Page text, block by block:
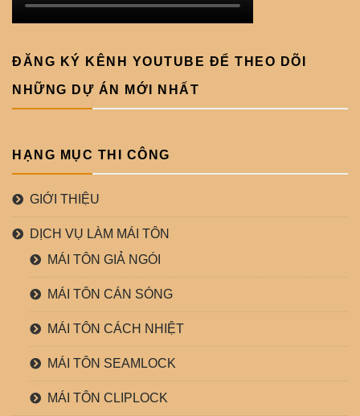
ĐĂNG KÝ KÊNH YOUTUBE ĐỂ THEO DÕI
NHỮNG DỰ ÁN MỚI NHẤT
HẠNG MỤC THI CÔNG
GIỚI THIỆU
DỊCH VỤ LÀM MÁI TÔN
MÁI TÔN GIẢ NGÓI
MÁI TÔN CÁN SÓNG
MÁI TÔN CÁCH NHIỆT
MÁI TÔN SEAMLOCK
MÁI TÔN CLIPLOCK